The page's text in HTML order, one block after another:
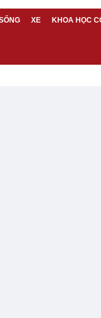
XE KHOA HỌC